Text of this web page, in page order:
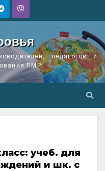
педагогов и
ПМР
учеб. для
и шк. с